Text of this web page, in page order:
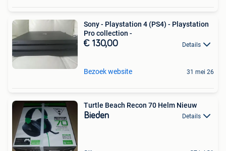
Sony - Playstation 4 (PS4) - Playstation
Pro collection -
€ 130,00 Details
Bezoek website 31 mei 26
Turtle Beach Recon 70 Helm Nieuw
Bieden Details